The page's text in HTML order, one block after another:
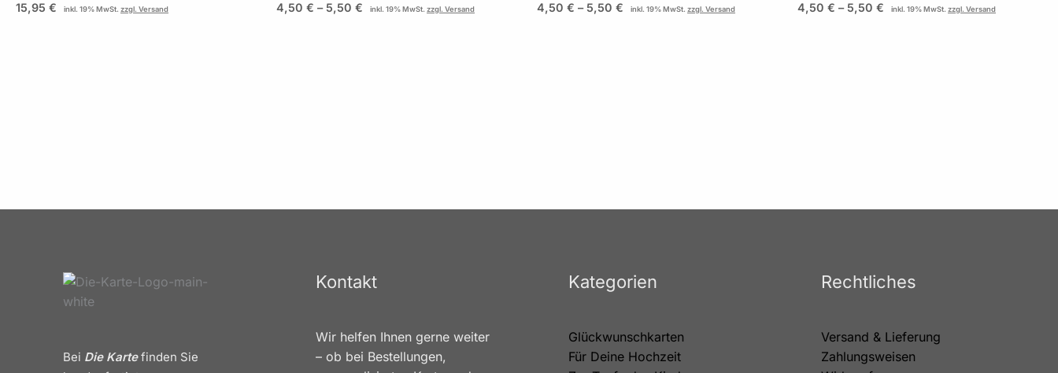
15,95 € inkl. 19% MwSt. zzgl. Versand 4,50 € –5,50 € inkl. 19% MwSt. zzgl. Versand 4,50 € –5,50 € inkl. 19% MwSt. zzgl. Versand 4,50 € –5,50 € inkl. 19% MwSt. zzgl. Versand
Bei Die Kartefinden Sie
Kontakt
Wir helfen Ihnen gerne weiter
– ob bei Bestellungen,
Kategorien
Glückwunschkarten
Für Deine Hochzeit
Rechtliches
Versand & Lieferung
Zahlungsweisen